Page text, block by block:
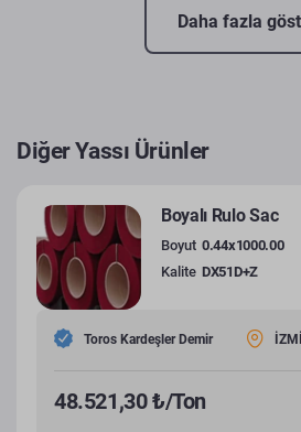
Daha fazla
Diğer Yassı Ürünler
Boyalı Rulo Sac
Boyut 0.44x1000.00
Kalite DX51D+Z
Toros Kardeşler Demir
48.521,30 ₺/Ton